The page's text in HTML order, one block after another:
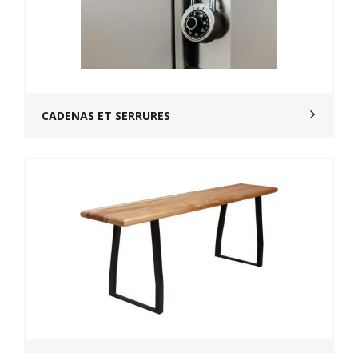
CADENAS ET SERRURES